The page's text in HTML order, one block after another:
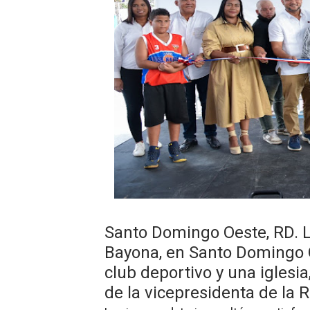
DGPCF: 55 años
Operativo interagencial
-Propeep y Gestión
Ministerio de Defensa
MICM y CECCOM
Bienes Nacionales
Residentes en San Juan
El magistrado Henry
​Domingo Plácido critica la
Graduación XII
Santo Domingo Oeste,
Bayona, en Santo
club deportivo y una
de la vicepresidenta de la